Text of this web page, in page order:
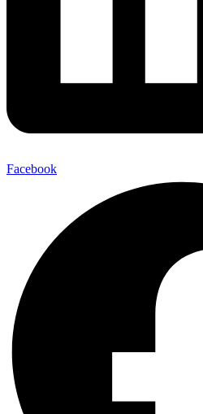
Facebook